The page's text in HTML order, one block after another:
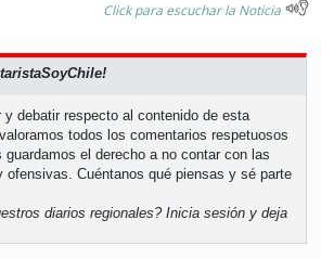
Click para escuchar la Noticia
y debatir respecto al contenido de esta
todos los comentarios respetuosos
el derecho a no contar con las
ofensivas. Cuéntanos qué piensas y sé parte
diarios regionales?Inicia sesión y deja